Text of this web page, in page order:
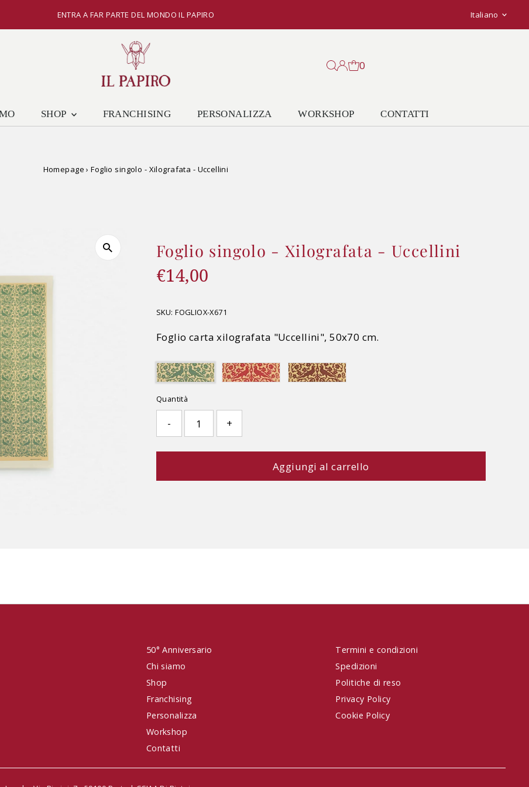
ENTRA A FAR PARTE DEL MONDO IL PAPIRO Italiano
0
SHOP FRANCHISING PERSONALIZZA WORKSHOP CONTATTI
Homepage › Foglio singolo - Xilografata - Uccellini
Foglio singolo - Xilografata - Uccellini
Prezzo
listino
€14,00
SKU: FOGLIOX-X671
Foglio carta xilografata "Uccellini", 50x70 cm.
Quantità
- +
50° Anniversario
Chi siamo
Shop
Franchising
Personalizza
Workshop
Contatti
Termini e condizioni
Spedizioni
Politiche di reso
Privacy Policy
Cookie Policy